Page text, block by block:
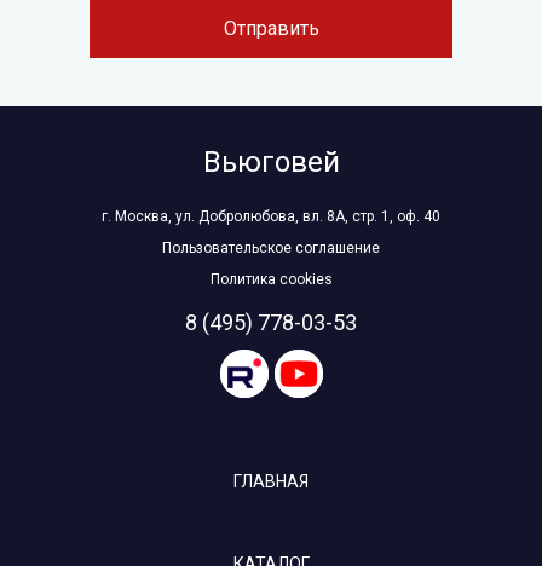
Отправить
Вьюговей
г. Москва, ул. Добролюбова, вл. 8А, стр. 1, оф. 40
Пользовательское соглашение
Политика cookies
8 (495) 778-03-53
ГЛАВНАЯ